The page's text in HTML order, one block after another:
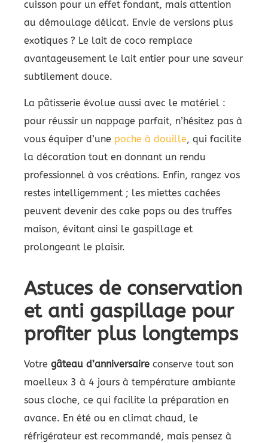
cuisson pour un effet fondant, mais attention
au démoulage délicat. Envie de versions plus
exotiques ? Le lait de coco remplace
avantageusement le lait entier pour une saveur
subtilement douce.
La pâtisserie évolue aussi avec le matériel :
pour réussir un nappage parfait, n’hésitez pas à
vous équiper d’une poche à douille, qui facilite
la décoration tout en donnant un rendu
professionnel à vos créations. Enfin, rangez vos
restes intelligemment ; les miettes cachées
peuvent devenir des cake pops ou des truffes
maison, évitant ainsi le gaspillage et
prolongeant le plaisir.
Astuces de conservation
et anti gaspillage pour
profiter plus longtemps
Votre gâteau d’anniversaire conserve tout son
moelleux 3 à 4 jours à température ambiante
sous cloche, ce qui facilite la préparation en
avance. En été ou en climat chaud, le
réfrigérateur est recommandé, mais pensez à